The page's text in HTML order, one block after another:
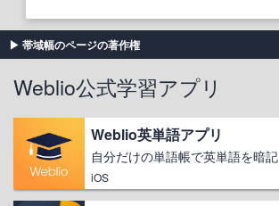
帯域幅のページの著作権
Weblio公式学習アプリ
Weblio英単語アプリ
自分だけの単語帳で英単語を暗記
iOS